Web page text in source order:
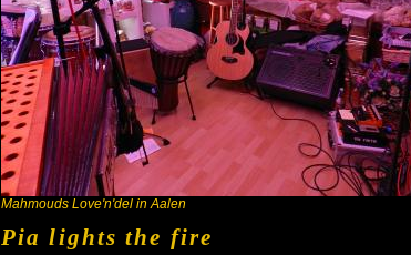
Mahmouds Love'n'del in Aalen
Pia lights the fire